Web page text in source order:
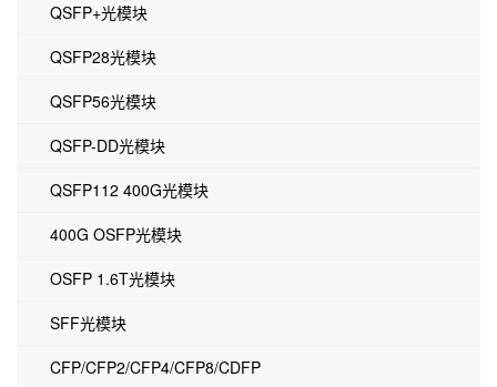
QSFP+光模块
QSFP28光模块
QSFP56光模块
QSFP-DD光模块
QSFP112 400G光模块
400G OSFP光模块
OSFP 1.6T光模块
SFF光模块
CFP/CFP2/CFP4/CFP8/CDFP